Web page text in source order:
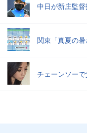
中日が新庄監
関東「真夏の
チェーンソー